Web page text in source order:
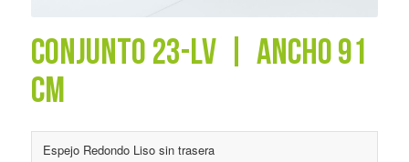
CONJUNTO 23-LV | ANCHO 91
CM
Espejo Redondo Liso sin trasera